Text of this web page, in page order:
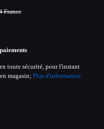
France
toute sécurité, pour l'instant
magasin; Plus d'information.